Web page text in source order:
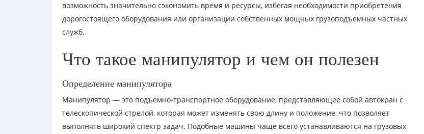
возможность значительно сэкономить время и ресурсы, избегая необходимости приобретения
дорогостоящего оборудования или организации собственных мощных грузоподъемных частных
служб.
Что такое манипулятор и чем он полезен
Определение манипулятора
Манипулятор — это подъемно-транспортное оборудование, представляющее собой автокран с
телескопической стрелой, которая может изменять свою длину и положение, что позволяет
выполнять широкий спектр задач. Подобные машины чаще всего устанавливаются на грузовых